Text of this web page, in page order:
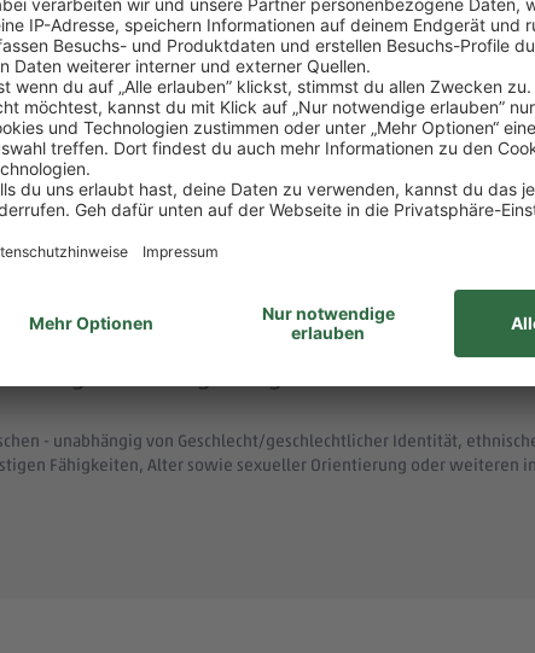
dafür, dass du dir nach 3 Jahren bei
einen Hausbau.
unterstützt dich durch die Vermittlung von
menschlich.
einem der größten Arbeitgeber Deutschlands.
wie das LGBTIQ-Netzwerk „DITO –
zum Austausch rund um Karriere und
alle Aufgaben gemeinsam. Unsere
- unabhängig von Geschlecht/geschlechtlicher Identität,
Fähigkeiten, Alter sowie sexueller Orientierung oder